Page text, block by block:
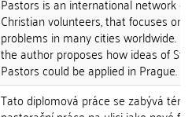
Christian volunteers, that focuses on
problems in many cities worldwide.
the author proposes how ideas of
Pastors could be applied in Prague.
Tato diplomová práce se zabývá